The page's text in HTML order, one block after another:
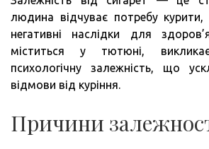
людина відчуває потребу
негативні наслідки для
міститься у тютюні,
психологічну залежність, що
відмови від куріння.
Причини